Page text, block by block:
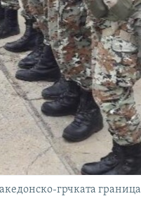
грчката граница